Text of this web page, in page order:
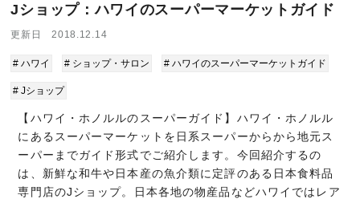
Jショップ：ハワイのスーパーマーケットガイド
更新日 2018.12.14
# ハワイ # ショップ・サロン # ハワイのスーパーマーケットガイド
# Jショップ
【ハワイ・ホノルルのスーパーガイド】ハワイ・ホノルル
にあるスーパーマーケットを日系スーパーからから地元ス
ーパーまでガイド形式でご紹介します。今回紹介するの
は、新鮮な和牛や日本産の魚介類に定評のある日本食料品
専門店のJショップ。日本各地の物産品などハワイではレア